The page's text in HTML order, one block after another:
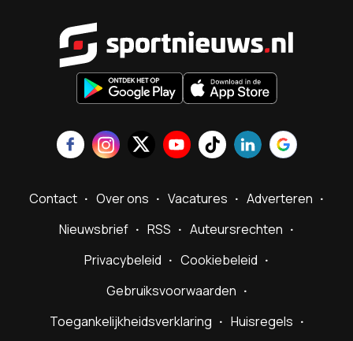
Contact Over ons Vacatures
Adverteren
Nieuwsbrief
RSS
Auteursrechten
Privacybeleid
Cookiebeleid
Gebruiksvoorwaarden
Toegankelijkheidsverklaring
Huisregels